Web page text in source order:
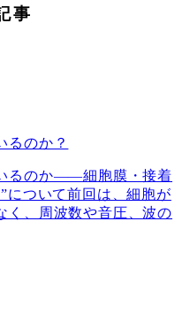
事
るのか？
るのか――細胞膜・接着
について前回は、細胞が
く、周波数や音圧、波の